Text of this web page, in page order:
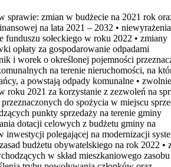
sprawie: zmian w budżecie na 2021 rok
na lata 2021 – 2032 • niewyrażenia
funduszu sołeckiego w roku 2022 • zmiany
opłaty za gospodarowanie odpadami
i worek o określonej pojemności
na terenie nieruchomości, na
a powstają odpady komunalne •
roku 2021 za korzystanie z zezwoleń na
do spożycia w miejscu
punkty sprzedaży na terenie gminy
dotacji celowych z budżetu gminy na
inwestycji polegającej na modernizacji
budżetu obywatelskiego na rok 2022 •
w skład mieszkaniowego zasobu